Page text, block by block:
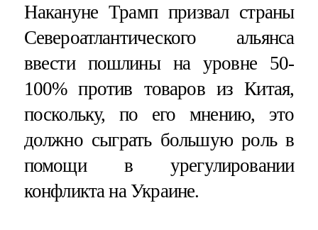
Накануне Трамп призвал страны
Североатлантического альянса
ввести пошлины на уровне 50-
100% против товаров из Китая,
поскольку, по его мнению, это
должно сыграть большую роль в
помощи в урегулировании
конфликта на Украине.